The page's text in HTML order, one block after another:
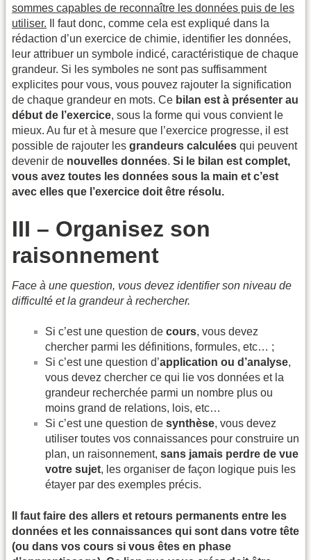
sommes capables de reconnaître les données puis de les
utiliser. Il faut donc, comme cela est expliqué dans la
rédaction d’un exercice de chimie, identifier les données,
leur attribuer un symbole indicé, caractéristique de chaque
grandeur. Si les symboles ne sont pas suffisamment
explicites pour vous, vous pouvez rajouter la signification
de chaque grandeur en mots. Ce bilan est à présenter au
début de l’exercice, sous la forme qui vous convient le
mieux. Au fur et à mesure que l’exercice progresse, il est
possible de rajouter les grandeurs calculées qui peuvent
devenir de nouvelles données. Si le bilan est complet,
vous avez toutes les données sous la main et c’est
avec elles que l’exercice doit être résolu.
III – Organisez son
raisonnement
Face à une question, vous devez identifier son niveau de
difficulté et la grandeur à rechercher.
Si c’est une question de cours, vous devez
chercher parmi les définitions, formules, etc… ;
Si c’est une question d’application ou d’analyse,
vous devez chercher ce qui lie vos données et la
grandeur recherchée parmi un nombre plus ou
moins grand de relations, lois, etc…
Si c’est une question de synthèse, vous devez
utiliser toutes vos connaissances pour construire un
plan, un raisonnement, sans jamais perdre de vue
votre sujet, les organiser de façon logique puis les
étayer par des exemples précis.
Il faut faire des allers et retours permanents entre les
données et les connaissances qui sont dans votre tête
(ou dans vos cours si vous êtes en phase